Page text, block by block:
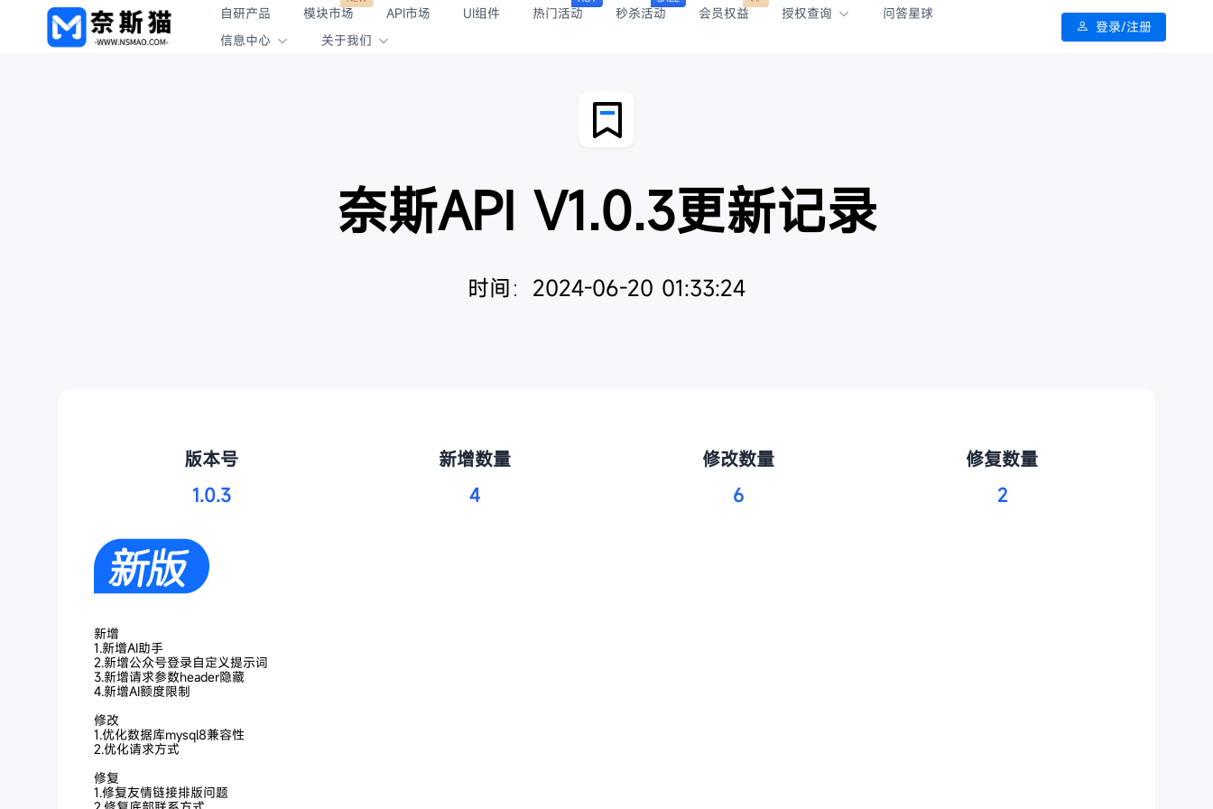
自研产品 模块市场 API市场 UI组件 热门活动 秒杀活动 会员权益 授权查询
问答星球
信息中心
关于我们
登录/注册
奈斯API V1.0.3更新记录
时间：2024-06-20 01:33:24
版本号
1.0.3
新增数量
4
修改数量
6
修复数量
2
新增
1.新增AI助手
2.新增公众号登录自定义提示词
3.新增请求参数header隐藏
4.新增AI额度限制
修改
1.优化数据库mysql8兼容性
2.优化请求方式
修复
1.修复友情链接排版问题